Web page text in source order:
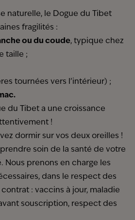
naturelle, le Dogue du Tibet
fragilités :
ou du coude, typique chez
taille ;
tournées vers l’intérieur) ;
.
du Tibet a une croissance
!
dormir sur vos deux oreilles !
soin de la santé de votre
Nous prenons en charge les
dans le respect des
: vaccins à jour, maladie
souscription, respect des